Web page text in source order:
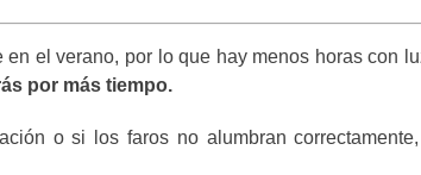
el verano, por lo que hay menos horas con
por más tiempo.
o si los faros no alumbran